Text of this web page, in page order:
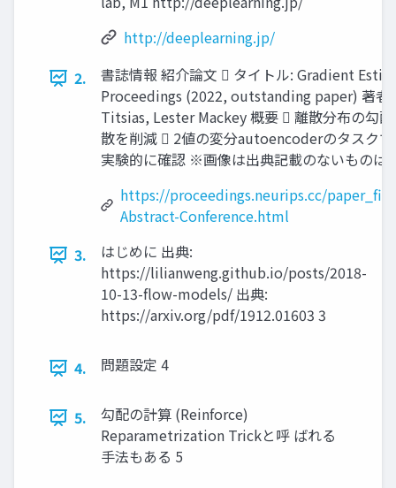
http://deeplearning.jp/
2.
書誌情報 紹介論文  タイトル: Gradient
Proceedings (2022, outstanding paper) 著者
Titsias, Lester Mackey 概要  離散分布の勾
散を削減  2値の変分autoencoderのタスク
実験的に確認 ※画像は出典記載のないものは
https://proceedings.neurips.cc/
Abstract-Conference.html
3.
はじめに 出典:
https://lilianweng.github.io/posts/2018-
10-13-flow-models/ 出典:
https://arxiv.org/pdf/1912.01603 3
4. 問題設定 4
5.
勾配の計算 (Reinforce)
Reparametrization Trickと呼 ばれる
手法もある 5